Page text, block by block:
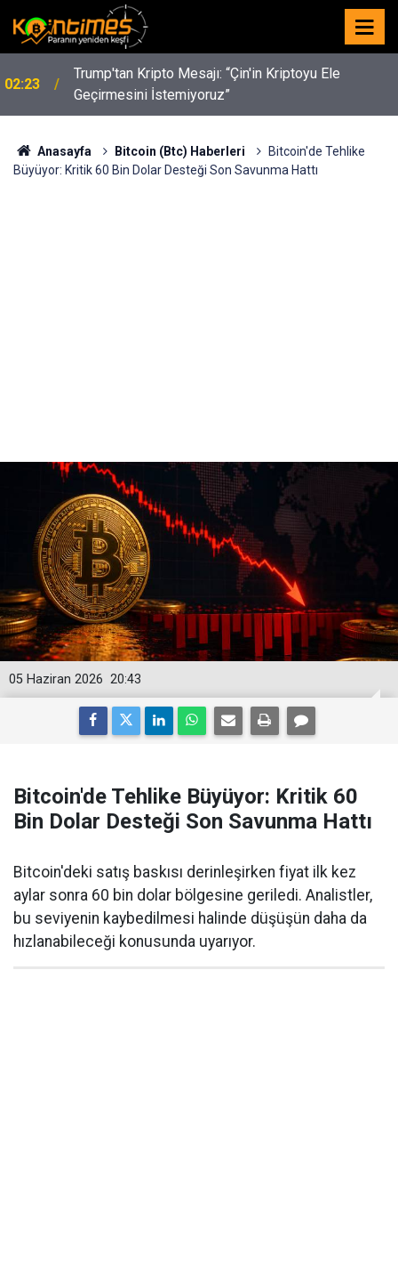
02:23
Trump'tan Kripto Mesajı: “Çin'in Kriptoyu Ele
Geçirmesini İstemiyoruz”
Anasayfa Bitcoin (Btc) Haberleri
Bitcoin'de Tehlike
Büyüyor: Kritik 60 Bin Dolar Desteği Son Savunma Hattı
20:43
05 Haziran 2026
Bitcoin'de Tehlike Büyüyor: Kritik 60
Bin Dolar Desteği Son Savunma Hattı
Bitcoin'deki satış baskısı derinleşirken fiyat ilk kez
aylar sonra 60 bin dolar bölgesine geriledi. Analistler,
bu seviyenin kaybedilmesi halinde düşüşün daha da
hızlanabileceği konusunda uyarıyor.